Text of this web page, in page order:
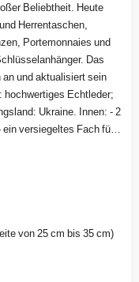
Beliebtheit. Heute
Herrentaschen,
Portemonnaies und
Das
und aktualisiert sein
Echtleder;
Ukraine. Innen: - 2
versiegeltes Fach für
Fach unter der
im klassischen A4-
ist aus Crazy
Zeit können auf solchem
Effekt verleihen. Eine
von 25 cm bis 35 cm)